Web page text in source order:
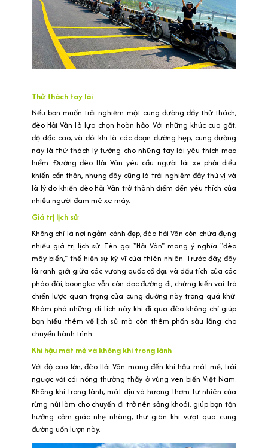
Thử thách tay lái
Nếu bạn muốn trải nghiệm một cung đường đầy thử thách,
đèo Hải Vân là lựa chọn hoàn hảo. Với những khúc cua gắt,
độ dốc cao, và đôi khi là các đoạn đường hẹp, cung đường
này là thử thách lý tưởng cho những tay lái yêu thích mạo
hiểm. Đường đèo Hải Vân yêu cầu người lái xe phải điều
khiển cẩn thận, nhưng đây cũng là trải nghiệm đầy thú vị và
là lý do khiến đèo Hải Vân trở thành điểm đến yêu thích của
nhiều người đam mê xe máy.
Giá trị lịch sử
Không chỉ là nơi ngắm cảnh đẹp, đèo Hải Vân còn chứa đựng
nhiều giá trị lịch sử. Tên gọi "Hải Vân" mang ý nghĩa "đèo
mây biển," thể hiện sự kỳ vĩ của thiên nhiên. Trước đây, đây
là ranh giới giữa các vương quốc cổ đại, và dấu tích của các
pháo đài, boongke vẫn còn dọc đường đi, chứng kiến vai trò
chiến lược quan trọng của cung đường này trong quá khứ.
Khám phá những di tích này khi đi qua đèo không chỉ giúp
bạn hiểu thêm về lịch sử mà còn thêm phần sâu lắng cho
chuyến hành trình.
Khí hậu mát mẻ và không khí trong lành
Với độ cao lớn, đèo Hải Vân mang đến khí hậu mát mẻ, trái
ngược với cái nóng thường thấy ở vùng ven biển Việt Nam.
Không khí trong lành, mát dịu và hương thơm tự nhiên của
rừng núi làm cho chuyến đi trở nên sảng khoái, giúp bạn tận
hưởng cảm giác nhẹ nhàng, thư giãn khi vượt qua cung
đường uốn lượn này.